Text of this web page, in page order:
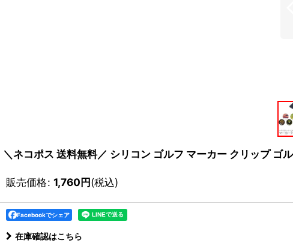
＼ネコポス 送料無料／ シリコン ゴルフ マーカー クリップ ゴ
販売価格: 1,760円(税込)
Facebookでシェア
在庫確認はこちら